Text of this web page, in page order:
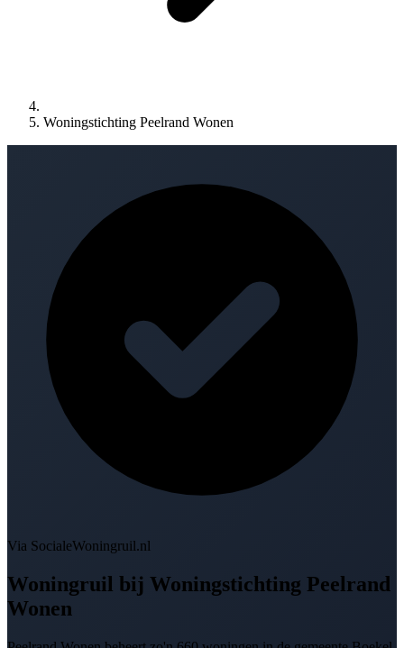
Woningstichting Peelrand Wonen
Via SocialeWoningruil.nl
Woningruil bij Woningstichting Peelrand
Wonen